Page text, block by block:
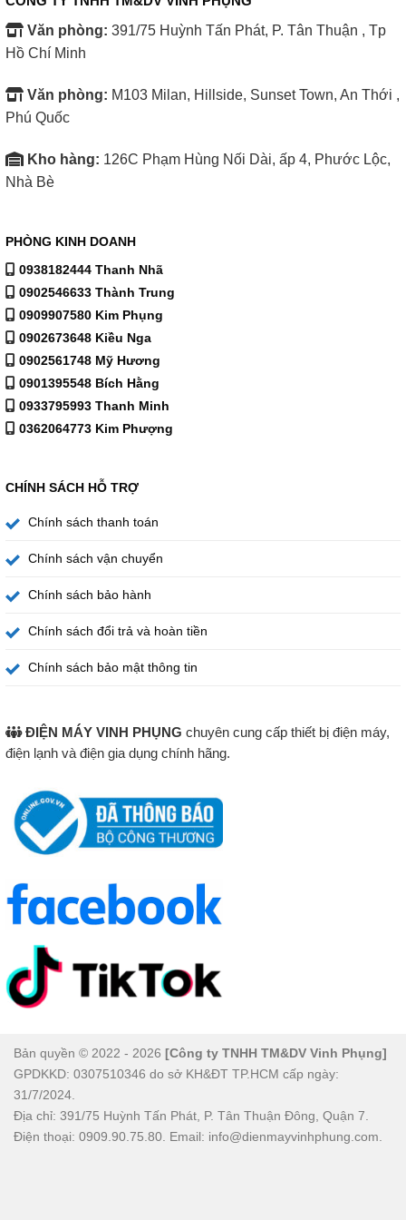
lâu và bền hơn.
Mua hàng trực tiếp tại
126C Phạm Hùng Nối Dài – Xã Nhà Bè – Hồ Chí Minh
Xem hướng dẫn đường đi
Văn phòng: 391/75 Huỳnh Tấn Phát, P. Tân Thuận , Tp
Hồ Chí Minh
Văn phòng: M103 Milan, Hillside, Sunset Town, An Thới ,
Phú Quốc
Kho hàng: 126C Phạm Hùng Nối Dài, ấp 4, Phước Lộc,
Nhà Bè
PHÒNG KINH DOANH
0938182444 Thanh Nhã
0902546633 Thành Trung
0909907580 Kim Phụng
0902673648 Kiều Nga
0902561748 Mỹ Hương
0901395548 Bích Hằng
0933795993 Thanh Minh
0362064773 Kim Phượng
CHÍNH SÁCH HỖ TRỢ
Chính sách thanh toán
Chính sách vận chuyển
Chính sách bảo hành
Chính sách đổi trả và hoàn tiền
Chính sách bảo mật thông tin
ĐIỆN MÁY VINH PHỤNG chuyên cung cấp thiết bị điện máy,
điện lạnh và điện gia dụng chính hãng.
Bản quyền © 2022 - 2026 [Công ty TNHH TM&DV Vinh Phụng]
GPDKKD: 0307510346 do sở KH&ĐT TP.HCM cấp ngày:
31/7/2024.
Địa chỉ: 391/75 Huỳnh Tấn Phát, P. Tân Thuận Đông, Quận 7.
Điện thoại: 0909.90.75.80. Email: info@dienmayvinhphung.com.